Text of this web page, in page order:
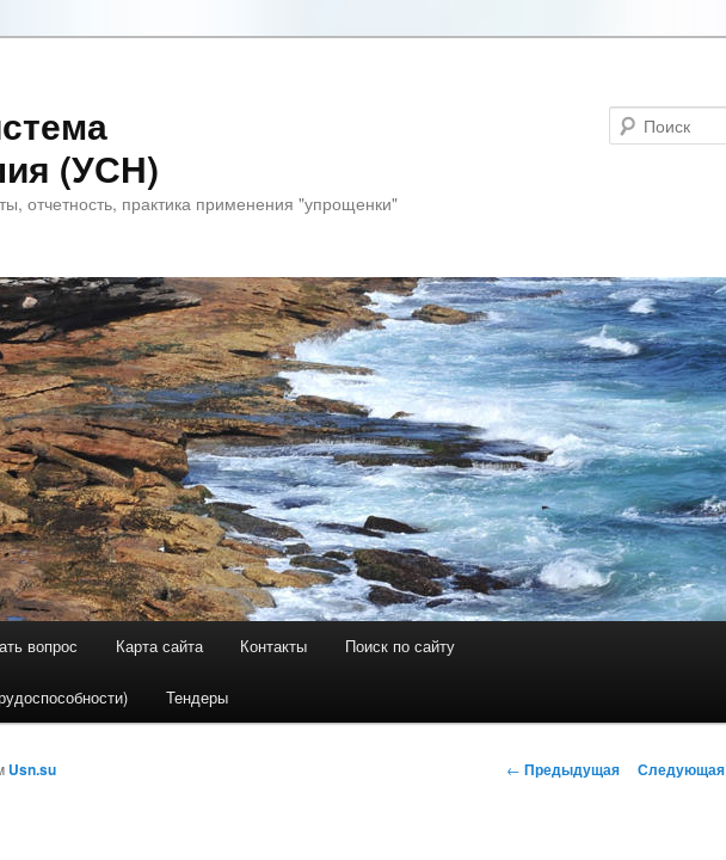
(УСН)
отчетность, практика применения "упрощенки"
вопрос Карта сайта Контакты Поиск по сайту
Тендеры
Навигация по записям
← Предыдущая Следующая
Usn.su